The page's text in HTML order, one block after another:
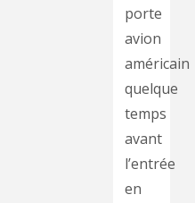
porte
avion
américain
quelque
temps
avant
l’entrée
en